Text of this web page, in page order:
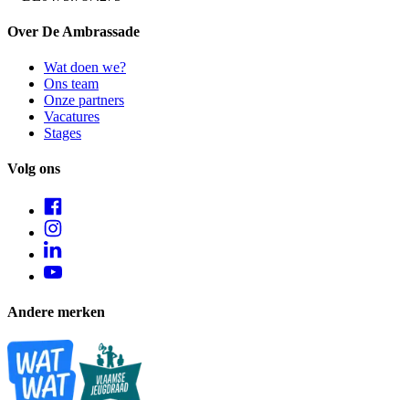
Over De Ambrassade
Wat doen we?
Ons team
Onze partners
Vacatures
Stages
Volg ons
Andere merken